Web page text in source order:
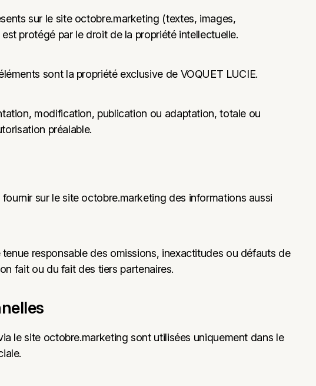
sur le site octobre.marketing (textes, images,
protégé par le droit de la propriété intellectuelle.
sont la propriété exclusive de VOQUET LUCIE.
modification, publication ou adaptation, totale ou
préalable.
fournir sur le site octobre.marketing des informations aussi
responsable des omissions, inexactitudes ou défauts de
fait ou du fait des tiers partenaires.
le site octobre.marketing sont utilisées uniquement dans le